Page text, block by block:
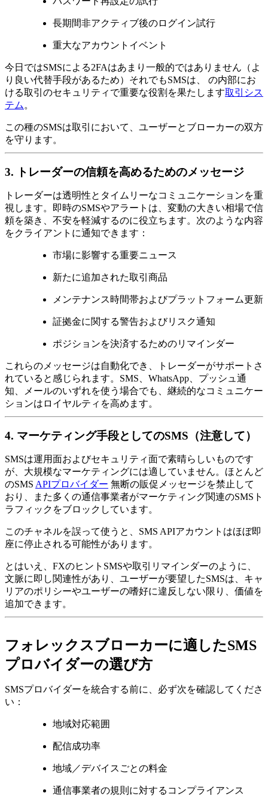
長期間非アクティブ後のログイン試行
重大なアカウントイベント
今日ではSMSによる2FAはあまり一般的ではありません（よ
り良い代替手段があるため）それでもSMSは、 の内部にお
ける取引のセキュリティで重要な役割を果たします取引シス
テム 。
この種のSMSは取引において、ユーザーとブローカーの双方
を守ります。
3. トレーダーの信頼を高めるためのメッセージ
トレーダーは透明性とタイムリーなコミュニケーションを重
視します。即時のSMSやアラートは、変動の大きい相場で信
頼を築き、不安を軽減するのに役立ちます。次のような内容
をクライアントに通知できます：
市場に影響する重要ニュース
新たに追加された取引商品
メンテナンス時間帯およびプラットフォーム更新
証拠金に関する警告およびリスク通知
ポジションを決済するためのリマインダー
これらのメッセージは自動化でき、トレーダーがサポートさ
れていると感じられます。SMS、WhatsApp、プッシュ通
知、メールのいずれを使う場合でも、継続的なコミュニケー
ションはロイヤルティを高めます。
4. マーケティング手段としてのSMS（注意して）
SMSは運用面およびセキュリティ面で素晴らしいものです
が、大規模なマーケティングには適していません。ほとんど
のSMS APIプロバイダー 無断の販促メッセージを禁止して
おり、また多くの通信事業者がマーケティング関連のSMSト
ラフィックをブロックしています。
このチャネルを誤って使うと、SMS APIアカウントはほぼ即
座に停止される可能性があります。
とはいえ、FXのヒントSMSや取引リマインダーのように、
文脈に即し関連性があり、ユーザーが要望したSMSは、キャ
リアのポリシーやユーザーの嗜好に違反しない限り、価値を
追加できます。
フォレックスブローカーに適したSMS
プロバイダーの選び方
SMSプロバイダーを統合する前に、必ず次を確認してくださ
い：
地域対応範囲
配信成功率
地域／デバイスごとの料金
通信事業者の規則に対するコンプライアンス